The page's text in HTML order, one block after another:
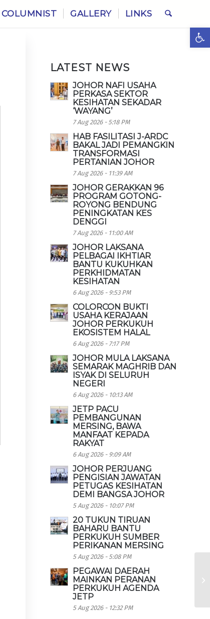
COLUMNIST GALLERY LINKS
LATEST NEWS
JOHOR NAFI USAHA
PERKASA SEKTOR
KESIHATAN SEKADAR
‘WAYANG’
7 Aug 2026 - 5:18 PM
HAB FASILITASI J-ARDC
BAKAL JADI PEMANGKIN
TRANSFORMASI
PERTANIAN JOHOR
7 Aug 2026 - 11:39 AM
JOHOR GERAKKAN 96
PROGRAM GOTONG-
ROYONG BENDUNG
PENINGKATAN KES
DENGGI
7 Aug 2026 - 11:00 AM
JOHOR LAKSANA
PELBAGAI IKHTIAR
BANTU KUKUHKAN
PERKHIDMATAN
KESIHATAN
6 Aug 2026 - 9:53 PM
COLORCON BUKTI
USAHA KERAJAAN
JOHOR PERKUKUH
EKOSISTEM HALAL
6 Aug 2026 - 7:17 PM
JOHOR MULA LAKSANA
SEMARAK MAGHRIB DAN
ISYAK DI SELURUH
NEGERI
6 Aug 2026 - 10:13 AM
JETP PACU
PEMBANGUNAN
MERSING, BAWA
MANFAAT KEPADA
RAKYAT
6 Aug 2026 - 9:09 AM
JOHOR PERJUANG
PENGISIAN JAWATAN
PETUGAS KESIHATAN
DEMI BANGSA JOHOR
5 Aug 2026 - 10:07 PM
20 TUKUN TIRUAN
BAHARU BANTU
PERKUKUH SUMBER
PERIKANAN MERSING
5 Aug 2026 - 5:08 PM
PEGAWAI DAERAH
MAINKAN PERANAN
PERKUKUH AGENDA
JETP
5 Aug 2026 - 12:32 PM